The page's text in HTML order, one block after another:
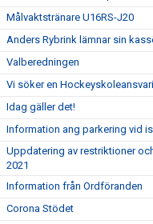
Målvaktstränare U16RS-J20
Anders Rybrink lämnar sin
Valberedningen
Vi söker en
Idag gäller det!
Information ang parkering vid
Uppdatering av restriktioner
2021
Information från Ordföranden
Corona Stödet